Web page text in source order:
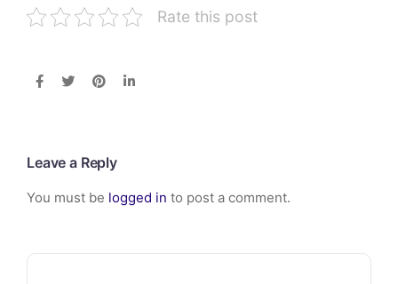
Rate this post
Leave a Reply
You must be logged in to post a comment.